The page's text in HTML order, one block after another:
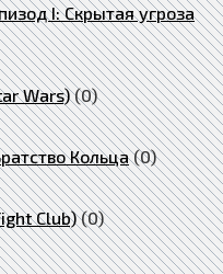
I: Скрытая угроза
Wars) (0)
Кольца (0)
Club) (0)